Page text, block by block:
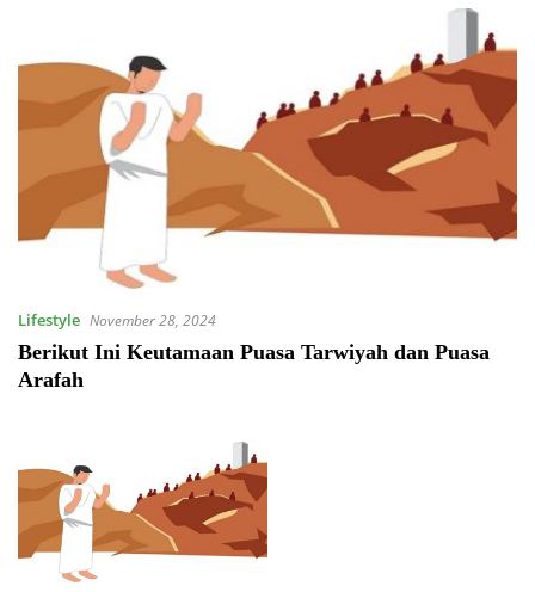
Lifestyle November 28, 2024
Berikut Ini Keutamaan Puasa Tarwiyah dan Puasa
Arafah